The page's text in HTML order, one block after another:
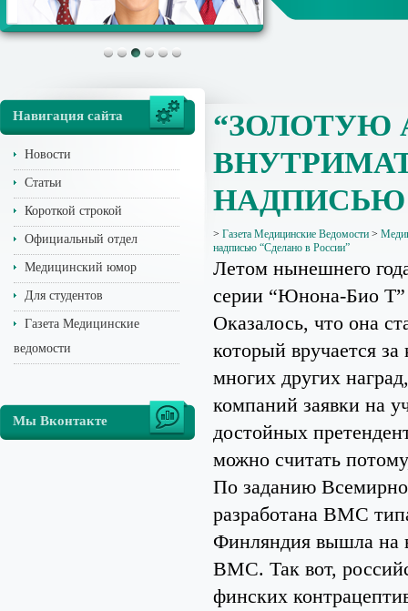
Навигация сайта
Новости
Статьи
Короткой строкой
Официальный отдел
Медицинский юмор
Для студентов
Газета Медицинские
ведомости
Мы Вконтакте
“ЗОЛОТУЮ
НАДПИСЬЮ
> Газета Медицинские Ведомости >
надписью “Сделано в России”
Летом нынешнего
серии “Юнона-Био Т”
Оказалось, что она
который вручается
многих других
компаний заявки на
достойных
можно считать
По заданию
разработана ВМС
Финляндия вышла на
ВМС. Так вот,
финских